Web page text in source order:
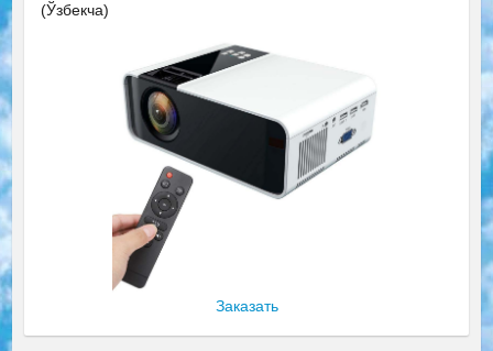
(Ўзбекча)
Заказать